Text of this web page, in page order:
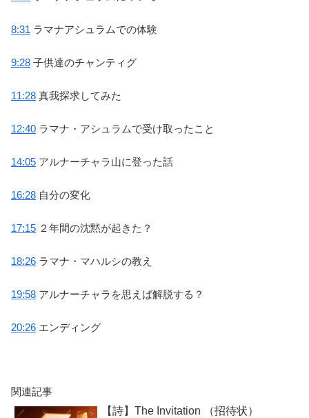
8:31 ラマナアシュラムでの体験
9:28 子供達のチャンティグ
11:28 真我探求してみた
12:40 ラマナ・アシュラムで受け取ったこと
14:05 アルナーチャラ山に登った話
16:28 自分の変化
17:15 ２年間の沈黙が起きた？
18:26 ラマナ・マハルシの教え
19:58 アルナーチャラを思えば解脱する？
20:26 エンディング
関連記事
【詩】The Invitation （招待状）